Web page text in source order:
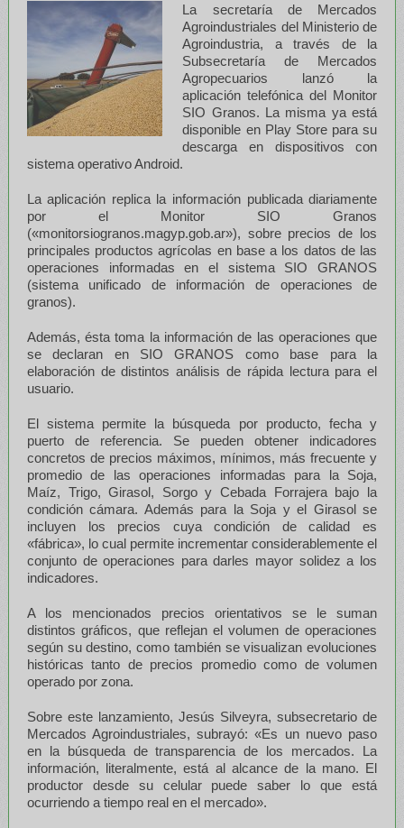
La secretaría de Mercados
Agroindustriales del Ministerio de
Agroindustria, a través de la
Subsecretaría de Mercados
Agropecuarios lanzó la
aplicación telefónica del Monitor
SIO Granos. La misma ya está
disponible en Play Store para su
descarga en dispositivos con
sistema operativo Android.
La aplicación replica la información publicada diariamente
por el Monitor SIO Granos
(«monitorsiogranos.magyp.gob.ar»), sobre precios de los
principales productos agrícolas en base a los datos de las
operaciones informadas en el sistema SIO GRANOS
(sistema unificado de información de operaciones de
granos).
Además, ésta toma la información de las operaciones que
se declaran en SIO GRANOS como base para la
elaboración de distintos análisis de rápida lectura para el
usuario.
El sistema permite la búsqueda por producto, fecha y
puerto de referencia. Se pueden obtener indicadores
concretos de precios máximos, mínimos, más frecuente y
promedio de las operaciones informadas para la Soja,
Maíz, Trigo, Girasol, Sorgo y Cebada Forrajera bajo la
condición cámara. Además para la Soja y el Girasol se
incluyen los precios cuya condición de calidad es
«fábrica», lo cual permite incrementar considerablemente el
conjunto de operaciones para darles mayor solidez a los
indicadores.
A los mencionados precios orientativos se le suman
distintos gráficos, que reflejan el volumen de operaciones
según su destino, como también se visualizan evoluciones
históricas tanto de precios promedio como de volumen
operado por zona.
Sobre este lanzamiento, Jesús Silveyra, subsecretario de
Mercados Agroindustriales, subrayó: «Es un nuevo paso
en la búsqueda de transparencia de los mercados. La
información, literalmente, está al alcance de la mano. El
productor desde su celular puede saber lo que está
ocurriendo a tiempo real en el mercado».